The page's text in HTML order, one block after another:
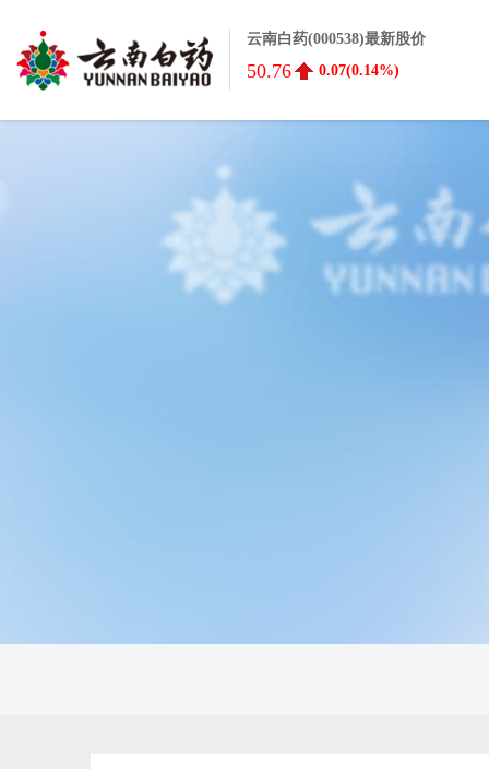
云南白药(000538)最新股价
50.76 0.07(0.14%)